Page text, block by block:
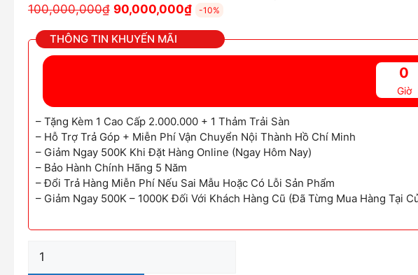
100,000,000₫ Giá
là:
90,000,000₫Giá
-10%
THÔNG TIN KHUYẾN MÃI
0
Giờ
– Tặng Kèm 1 Cao Cấp 2.000.000 + 1 Thảm Trải Sàn
– Hỗ Trợ Trả Góp + Miễn Phí Vận Chuyển Nội Thành Hồ Chí Minh
– Giảm Ngay 500K Khi Đặt Hàng Online (Ngay Hôm Nay)
– Bảo Hành Chính Hãng 5 Năm
– Đổi Trả Hàng Miễn Phí Nếu Sai Mẫu Hoặc Có Lỗi Sản Phẩm
– Giảm Ngay 500K – 1000K Đối Với Khách Hàng Cũ (Đã Từng Mua Hàng Tại
Sofa